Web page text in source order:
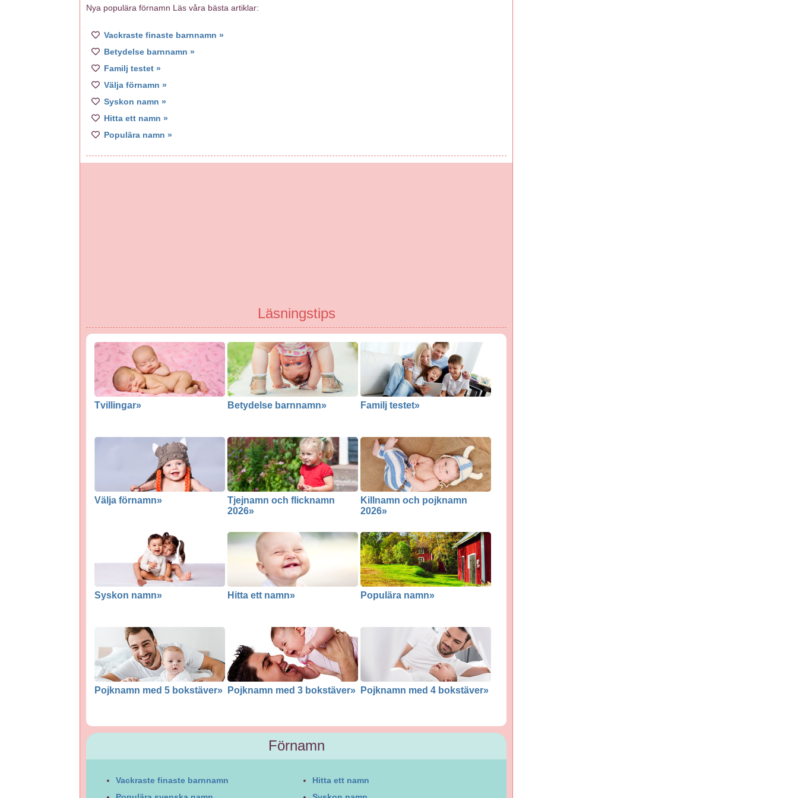
Nya populära förnamn Läs våra bästa artiklar:
Vackraste finaste barnnamn »
Betydelse barnnamn »
Familj testet »
Välja förnamn »
Syskon namn »
Hitta ett namn »
Populära namn »
Läsningstips
Tvillingar» Betydelse barnnamn» Familj testet»
Välja förnamn»
Tjejnamn och flicknamn
2026»
Killnamn och pojknamn
2026»
Syskon namn» Hitta ett namn» Populära namn»
Pojknamn med 5 bokstäver» Pojknamn med 3 bokstäver» Pojknamn med 4 bokstäver»
Förnamn
Vackraste finaste barnnamn
Hitta ett namn